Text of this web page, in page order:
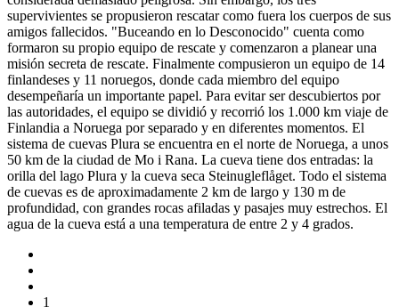
supervivientes se propusieron rescatar como fuera los cuerpos de sus
amigos fallecidos. "Buceando en lo Desconocido" cuenta como
formaron su propio equipo de rescate y comenzaron a planear una
misión secreta de rescate. Finalmente compusieron un equipo de 14
finlandeses y 11 noruegos, donde cada miembro del equipo
desempeñaría un importante papel. Para evitar ser descubiertos por
las autoridades, el equipo se dividió y recorrió los 1.000 km viaje de
Finlandia a Noruega por separado y en diferentes momentos. El
sistema de cuevas Plura se encuentra en el norte de Noruega, a unos
50 km de la ciudad de Mo i Rana. La cueva tiene dos entradas: la
orilla del lago Plura y la cueva seca Steinugleflåget. Todo el sistema
de cuevas es de aproximadamente 2 km de largo y 130 m de
profundidad, con grandes rocas afiladas y pasajes muy estrechos. El
agua de la cueva está a una temperatura de entre 2 y 4 grados.
1